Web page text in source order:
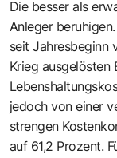
Die besser als
Anleger
seit Jahresbeginn
Krieg ausgelösten
jedoch von einer
strengen
auf 61,2 Prozent.